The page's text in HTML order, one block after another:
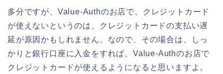
多分ですが、Value-Authのお店で、クレジットカード
が使えないというのは、クレジットカードの支払い遅
延が原因かもしれません。なので、その場合は、しっ
かりと銀行口座に入金をすれば、Value-Authのお店で
クレジットカードが使えるようになると思いますよ。